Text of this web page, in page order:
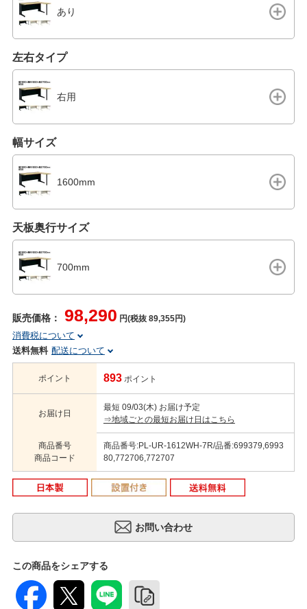
あり
左右タイプ
右用
幅サイズ
1600mm
天板奥行サイズ
700mm
販売価格： 98,290 円(税抜 89,355円)
消費税について
送料無料 配送について
ポイント 893 ポイント
お届け日
最短 09/03(木) お届け予定
⇒地域ごとの最短お届け日はこちら
商品番号
商品コード
商品番号:PL-UR-1612WH-7R/品番:699379,6993
80,772706,772707
この商品をシェアする